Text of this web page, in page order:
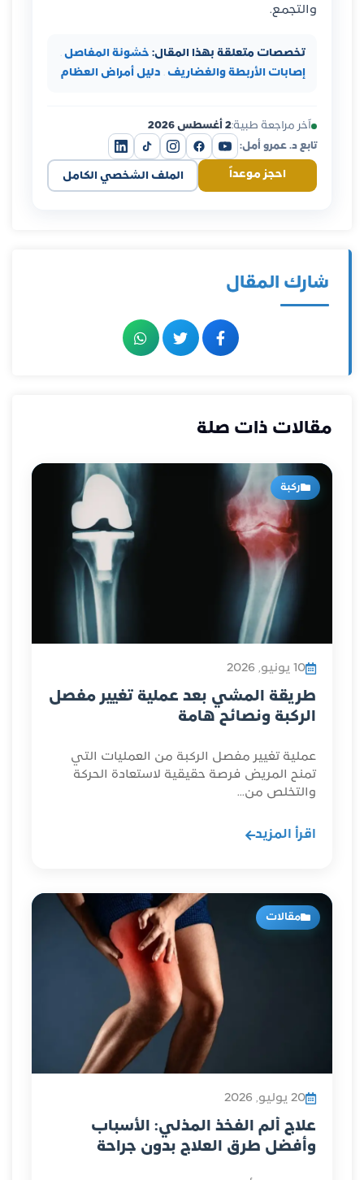
والتجمع.
تخصصات متعلقة بهذا المقال: خشونة المفاصل ·
إصابات الأربطة والغضاريف · دليل أمراض العظام
آخر مراجعة طبية:2 أغسطس 2026
تابع د. عمرو أمل:
احجز موعداً الملف الشخصي الكامل
شارك المقال
مقالات ذات صلة
ركبة
10 يونيو, 2026
طريقة المشي بعد عملية تغيير مفصل
الركبة ونصائح هامة
عملية تغيير مفصل الركبة من العمليات التي
تمنح المريض فرصة حقيقية لاستعادة الحركة
والتخلص من...
اقرأ المزيد
مقالات
20 يوليو, 2026
علاج ألم الفخذ المذلي: الأسباب
وأفضل طرق العلاج بدون جراحة